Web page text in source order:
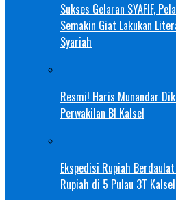
Sukses Gelaran SYAFIF,
Semakin Giat Lakukan
Syariah
Resmi! Haris Munandar
Perwakilan BI Kalsel
Ekspedisi Rupiah
Rupiah di 5 Pulau 3T Kalsel